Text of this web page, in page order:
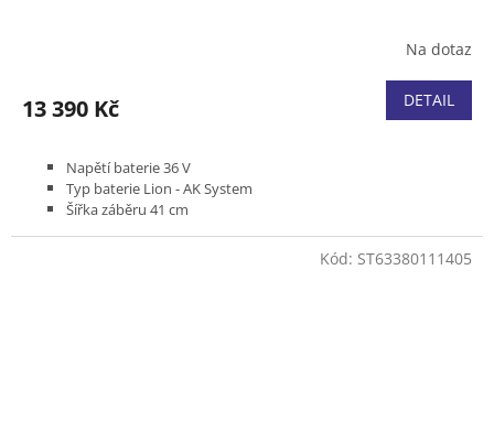
Na dotaz
13 390 Kč DETAIL
Napětí baterie 36 V
Typ baterie Lion - AK System
Šířka záběru 41 cm
Kód: ST63380111405